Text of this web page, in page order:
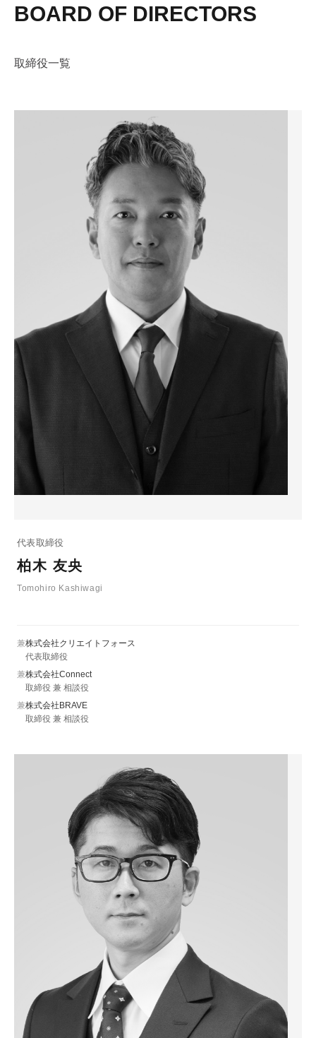
BOARD OF DIRECTORS
取締役一覧
代表取締役
柏木 友央
Tomohiro Kashiwagi
兼株式会社クリエイトフォース
代表取締役
兼株式会社Connect
取締役 兼 相談役
兼株式会社BRAVE
取締役 兼 相談役